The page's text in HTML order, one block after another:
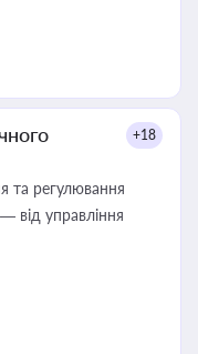
+18
та регулювання
від управління